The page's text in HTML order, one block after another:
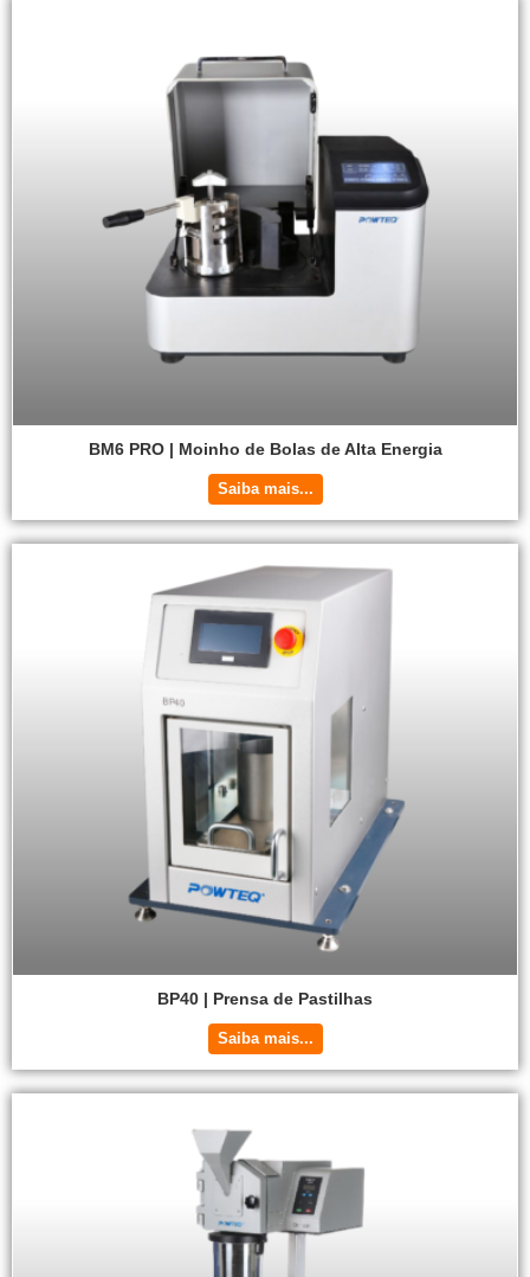
BM6 PRO | Moinho de Bolas de Alta Energia
Saiba mais...
BP40 | Prensa de Pastilhas
Saiba mais...